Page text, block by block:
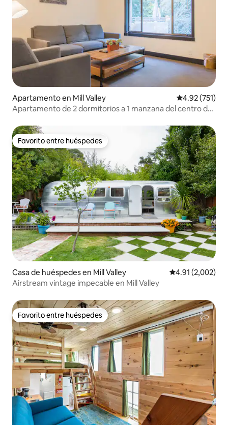
Apartamento en Mill Valley Calificación
4.92 (751)
Apartamento de 2 dormitorios a 1 manzana del centro de
Favorito entre huéspedes
Favorito entre huéspedes
Casa de huéspedes en Mill Valley Calificación
4.91 (2,002)
Airstream vintage impecable en Mill Valley
Favorito entre huéspedes
Favorito entre huéspedes